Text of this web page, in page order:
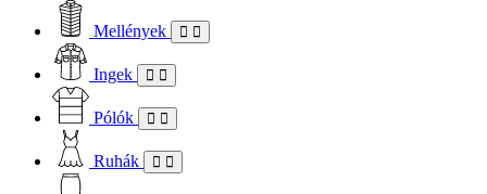
Mellények
Ingek
Pólók
Ruhák